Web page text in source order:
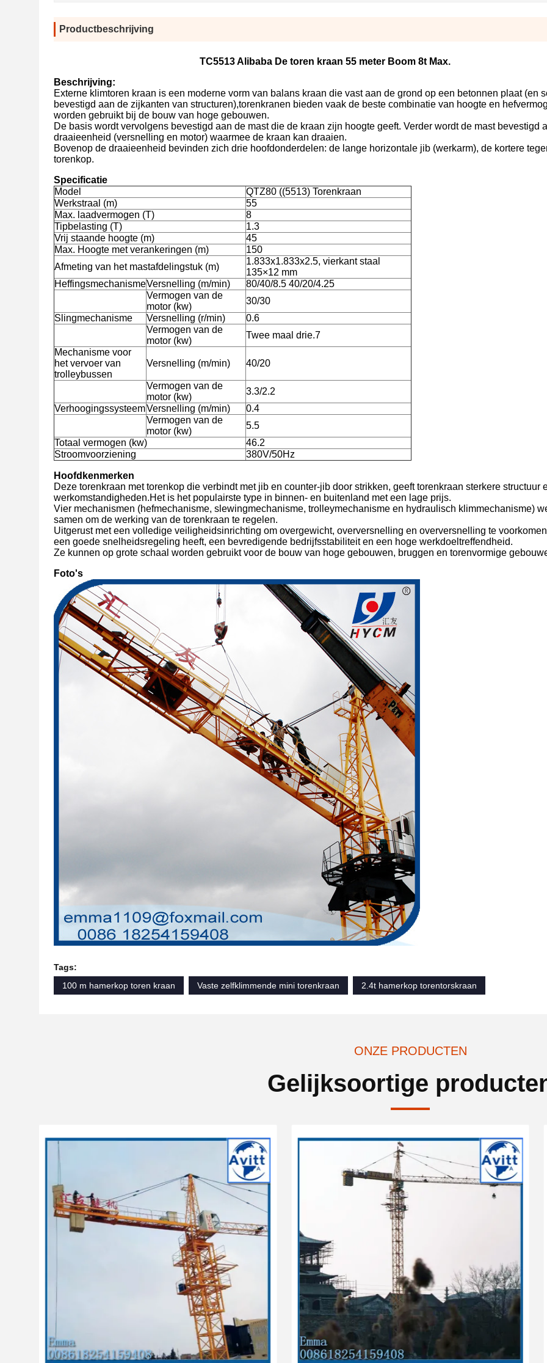
Productbeschrijving
TC5513 Alibaba De toren kraan 55 meter Boom 8t Max.
Beschrijving:
Externe klimtoren kraan is een moderne vorm van balans kraan die vast aan de grond op een betonnen plaat (en
bevestigd aan de zijkanten van structuren),torenkranen bieden vaak de beste combinatie van hoogte en
worden gebruikt bij de bouw van hoge gebouwen.
De basis wordt vervolgens bevestigd aan de mast die de kraan zijn hoogte geeft. Verder wordt de mast bevestigd
draaieenheid (versnelling en motor) waarmee de kraan kan draaien.
Bovenop de draaieenheid bevinden zich drie hoofdonderdelen: de lange horizontale jib (werkarm), de kortere
torenkop.
Specificatie
Model
QTZ80 ((5513) Torenkraan
Werkstraal (m)
55
Max. laadvermogen (T)
8
Tipbelasting (T)
1.3
Vrij staande hoogte (m)
45
Max. Hoogte met verankeringen (m)
150
Afmeting van het mastafdelingstuk (m)
1.833x1.833x2.5, vierkant staal
135×12 mm
HeffingsmechanismeVersnelling (m/min)
80/40/8.5 40/20/4.25
Vermogen van de
motor (kw)
30/30
Slingmechanisme
Versnelling (r/min)
0.6
Vermogen van de
motor (kw)
Twee maal drie.7
Mechanisme voor
het vervoer van
trolleybussen
Versnelling (m/min) 40/20
Vermogen van de
motor (kw)
3.3/2.2
VerhoogingssysteemVersnelling (m/min)
0.4
Vermogen van de
motor (kw)
5.5
Totaal vermogen (kw)
46.2
Stroomvoorziening
380V/50Hz
Hoofdkenmerken
Deze torenkraan met torenkop die verbindt met jib en counter-jib door strikken, geeft torenkraan sterkere structuur
werkomstandigheden.Het is het populairste type in binnen- en buitenland met een lage prijs.
Vier mechanismen (hefmechanisme, slewingmechanisme, trolleymechanisme en hydraulisch klimmechanisme)
samen om de werking van de torenkraan te regelen.
Uitgerust met een volledige veiligheidsinrichting om overgewicht, overversnelling en overversnelling te
een goede snelheidsregeling heeft, een bevredigende bedrijfsstabiliteit en een hoge werkdoeltreffendheid.
Ze kunnen op grote schaal worden gebruikt voor de bouw van hoge gebouwen, bruggen en torenvormige
Foto's
Tags:
100 m hamerkop toren kraan
Vaste zelfklimmende mini torenkraan 2.4t hamerkop torentorskraan
ONZE PRODUCTEN
Gelijksoortige